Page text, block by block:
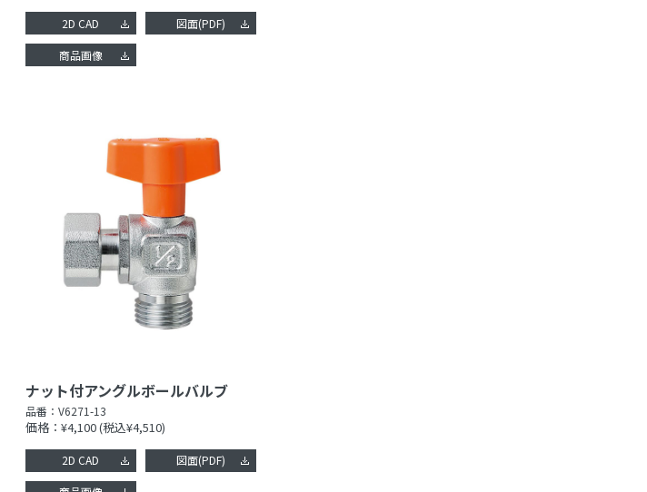
2D CAD 図面(PDF)
商品画像
ナット付アングルボールバルブ
品番： V6271-13
価格：¥4,100(税込¥4,510)
2D CAD 図面(PDF)